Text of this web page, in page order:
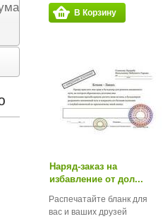
В Корзину
Наряд-заказ на
избавление от дол...
Распечатайте бланк для
вас и ваших друзей